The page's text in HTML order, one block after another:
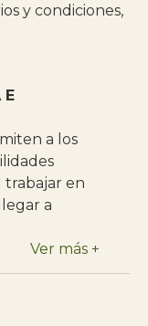
y condiciones,
E
a los
trabajar en
a
Ver más +